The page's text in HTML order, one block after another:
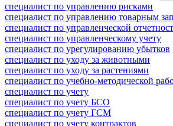
специалист по управлению рисками
специалист по управлению товарным
специалист по управленческой
специалист по управленческому учету
специалист по урегулированию убытков
специалист по уходу за животными
специалист по уходу за растениями
специалист по учебно-методической
специалист по учету
специалист по учету БСО
специалист по учету ГСМ
специалист по учету контрактов